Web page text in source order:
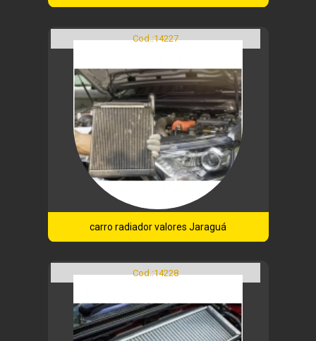
Cod.:14227
carro radiador valores Jaraguá
Cod.:14228